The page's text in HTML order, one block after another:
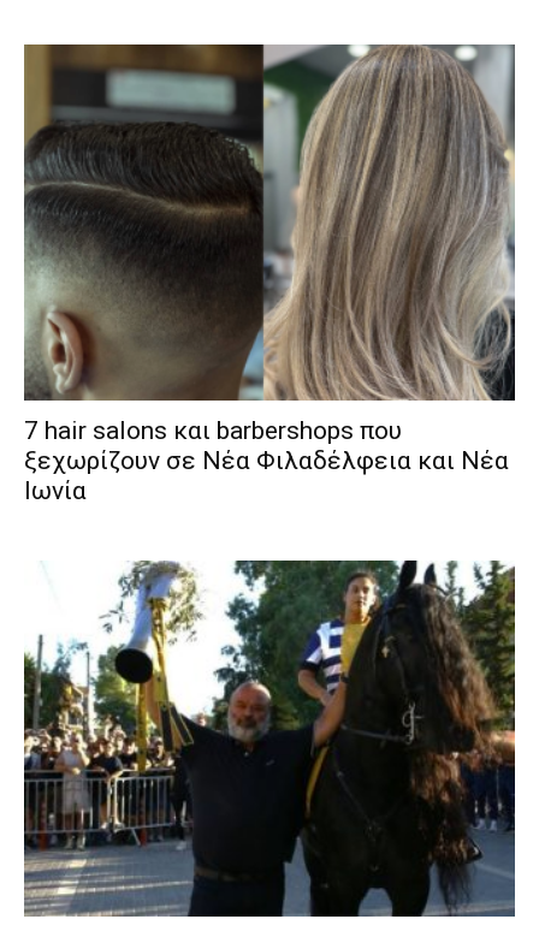
7 hair salons και barbershops που
ξεχωρίζουν σε Νέα Φιλαδέλφεια και Νέα
Ιωνία